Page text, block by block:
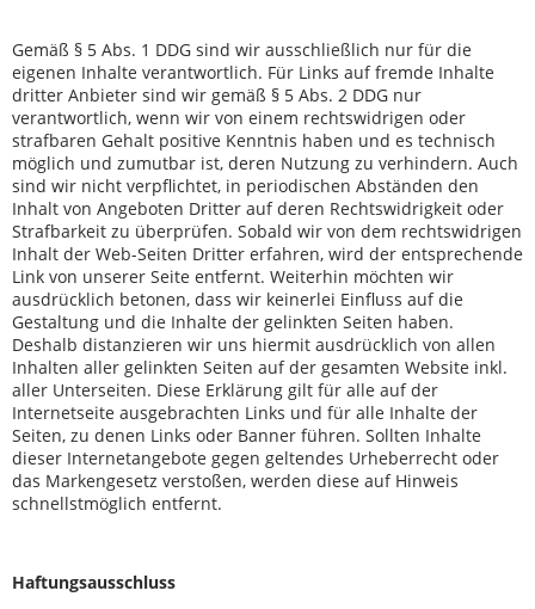
Gemäß § 5 Abs. 1 DDG sind wir ausschließlich nur für die
eigenen Inhalte verantwortlich. Für Links auf fremde Inhalte
dritter Anbieter sind wir gemäß § 5 Abs. 2 DDG nur
verantwortlich, wenn wir von einem rechtswidrigen oder
strafbaren Gehalt positive Kenntnis haben und es technisch
möglich und zumutbar ist, deren Nutzung zu verhindern. Auch
sind wir nicht verpflichtet, in periodischen Abständen den
Inhalt von Angeboten Dritter auf deren Rechtswidrigkeit oder
Strafbarkeit zu überprüfen. Sobald wir von dem rechtswidrigen
Inhalt der Web-Seiten Dritter erfahren, wird der entsprechende
Link von unserer Seite entfernt. Weiterhin möchten wir
ausdrücklich betonen, dass wir keinerlei Einfluss auf die
Gestaltung und die Inhalte der gelinkten Seiten haben.
Deshalb distanzieren wir uns hiermit ausdrücklich von allen
Inhalten aller gelinkten Seiten auf der gesamten Website inkl.
aller Unterseiten. Diese Erklärung gilt für alle auf der
Internetseite ausgebrachten Links und für alle Inhalte der
Seiten, zu denen Links oder Banner führen. Sollten Inhalte
dieser Internetangebote gegen geltendes Urheberrecht oder
das Markengesetz verstoßen, werden diese auf Hinweis
schnellstmöglich entfernt.
Haftungsausschluss